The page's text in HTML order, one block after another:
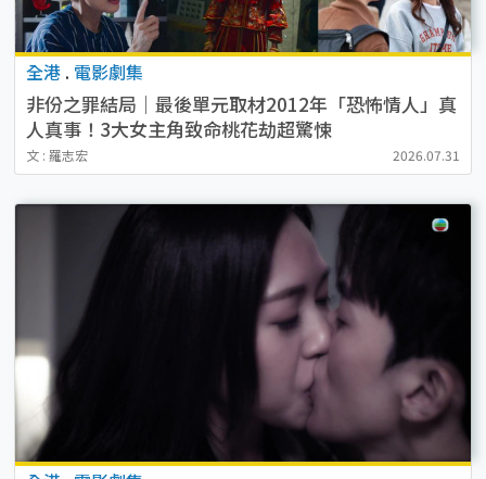
全港 . 電影劇集
非份之罪結局｜最後單元取材2012年「恐怖情人」真
人真事！3大女主角致命桃花劫超驚悚
文 : 羅志宏 2026.07.31